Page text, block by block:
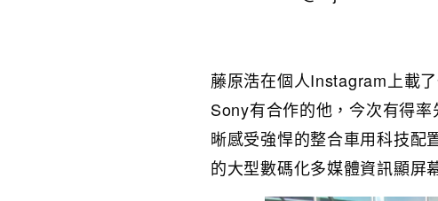
藤原浩在個人Instagram上載
Sony有合作的他，今次有得
晰感受強悍的整合車用科技配
的大型數碼化多媒體資訊顯屏